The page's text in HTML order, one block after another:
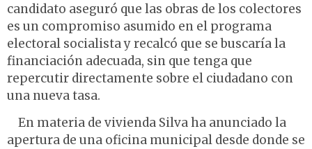
candidato aseguró que las obras de los colectores
es un compromiso asumido en el programa
electoral socialista y recalcó que se buscaría la
financiación adecuada, sin que tenga que
repercutir directamente sobre el ciudadano con
una nueva tasa.
En materia de vivienda Silva ha anunciado la
apertura de una oficina municipal desde donde se